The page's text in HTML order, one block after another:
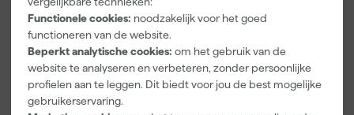
Functionele cookies: noodzakelijk voor het goed
functioneren van de website.
Beperkt analytische cookies: om het gebruik van de
website te analyseren en verbeteren, zonder persoonlijke
profielen aan te leggen. Dit biedt voor jou de best mogelijke
gebruikerservaring.
gebruikt meer verf wanneer de ondergrond veel structuur heeft
of sterk zuigt. Ook bij het schilderen over een donkere kleur en bij
het gebruik van een volle kleur ligt het verbruik hoger.
Wijzonol Zijdeglanslak Terpentineverdunbaar kopen bij
Lucamax
Washi tape -
50mx24mm
Maandag
bezorgd
Adviesprijs 6,00
And Go 1,25L
- Roller 10cm
+ 3
Inzetbakken
Maandag
bezorgd
Schuurblok
100X70X25m
P220
Maandag
bezorgd